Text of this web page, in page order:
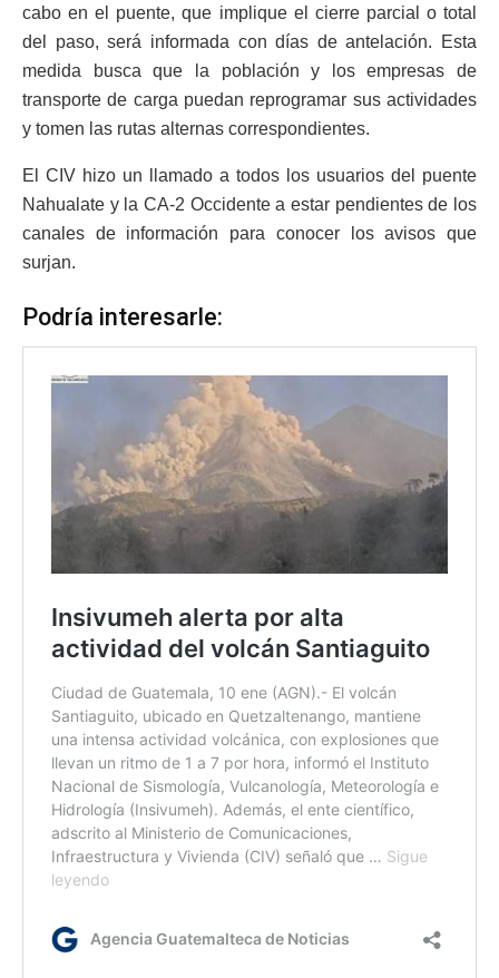
cabo en el puente, que implique el cierre parcial o total
del paso, será informada con días de antelación. Esta
medida busca que la población y los empresas de
transporte de carga puedan reprogramar sus actividades
y tomen las rutas alternas correspondientes.
El CIV hizo un llamado a todos los usuarios del puente
Nahualate y la CA-2 Occidente a estar pendientes de los
canales de información para conocer los avisos que
surjan.
Podría interesarle: